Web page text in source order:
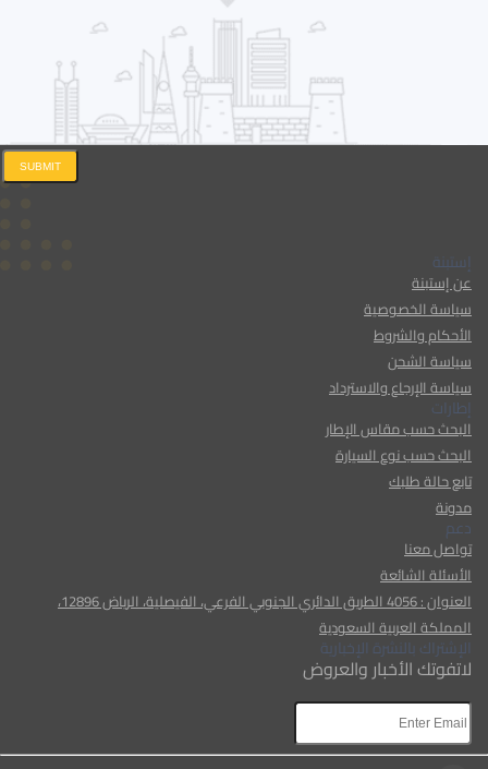
إستبنة
عن إستبنة
سياسة الخصوصية
الأحكام والشروط
سياسة الشحن
سياسة الإرجاع والاسترداد
إطارات
البحث حسب مقاس الإطار
البحث حسب نوع السيارة
تابع حالة طلبك
مدونة
دعم
تواصل معنا
الأسئلة الشائعة
العنوان : 4056 الطريق الدائري الجنوبي الفرعي، الفيصلية، الرياض 12896،
المملكة العربية السعودية
الإشتراك بالنشرة الإخبارية
لاتفوتك الأخبار والعروض
SUBMIT